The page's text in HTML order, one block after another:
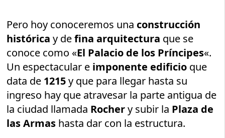
Pero hoy conoceremos una construcción
históricay defina arquitectura que se
conoce como «El Palacio de los Príncipes«.
Un espectacular e imponente edificio que
data de 1215y que para llegar hasta su
ingreso hay que atravesar la parte antigua de
la ciudad llamada Rochery subir la Plaza de
las Armas hasta dar con la estructura.